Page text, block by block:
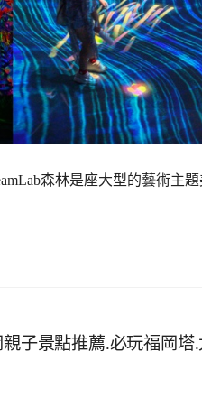
森林是座大型的藝術主
親子景點推薦.必玩福岡